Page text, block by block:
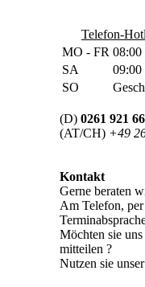
Telefon-
MO - FR 08:00
SA
09:00
SO
(D) 0261 921
(AT/CH) +49
Kontakt
Gerne beraten
Am Telefon,
Möchten sie
mitteilen ?
Nutzen sie unser